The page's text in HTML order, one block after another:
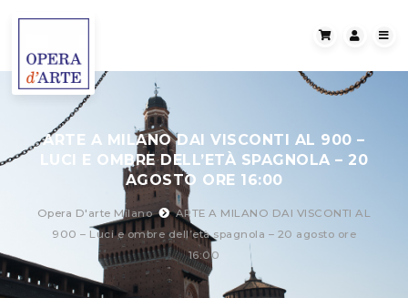
ARTE A MILANO DAI VISCONTI AL 900 –
LUCI E OMBRE DELL’ETÀ SPAGNOLA – 20
AGOSTO ORE 16:00
Opera D'arte Milano
ARTE A MILANO DAI VISCONTI AL
900 – Luci e ombre dell’età spagnola – 20 agosto ore
16:00